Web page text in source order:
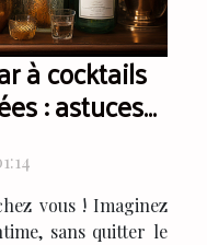
à cocktails
: astuces
vous ! Imaginez
sans quitter le